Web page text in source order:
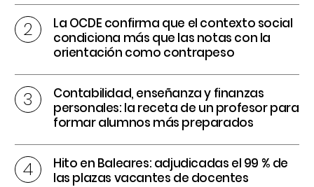
La OCDE confirma que el contexto social
condiciona más que las notas con la
orientación como contrapeso
Contabilidad, enseñanza y finanzas
personales: la receta de un profesor para
formar alumnos más preparados
Hito en Baleares: adjudicadas el 99 % de
las plazas vacantes de docentes